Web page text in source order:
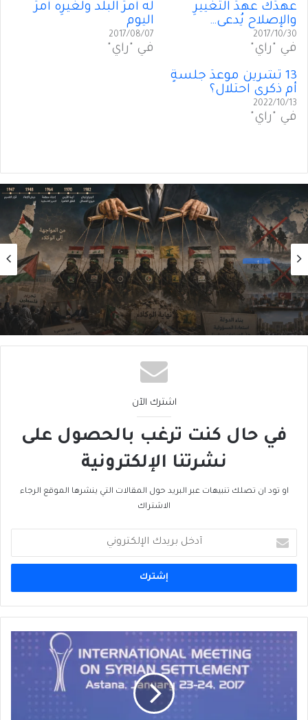
عهدُك عهدُ التغييرِ
والإصلاحِ يُدعى…
2017/10/30
في "رأي"
له أمرُ البلد ولغيرِه أمرُ
اليوم
2017/08/07
في "رأي"
13 تشرين موعدُ جلسةٍ
أم ذكرى احتلال؟
2022/10/13
في "رأي"
رأي
2026/08/06
سقوطُ “الأذرُع”: هل انتهى زمنُ الوكلاء؟
اشترك الآن
في حال كنت ترغب بالحصول على
نشرتنا الإلكترونية
او تود ان تصلك تنبيهات عبر البريد حول المقالات التي ينشرها الموقع الرجاء
الاشتراك
بريدك
الإلكتروني
بوتين